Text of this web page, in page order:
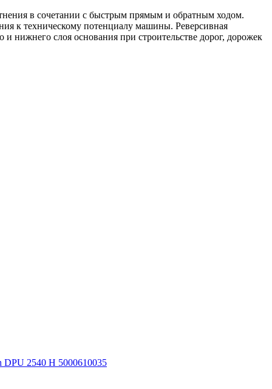
в сочетании с быстрым прямым и обратным ходом.
к техническому потенциалу машины. Реверсивная
нижнего слоя основания при строительстве дорог, дорожек
DPU 2540 H 5000610035